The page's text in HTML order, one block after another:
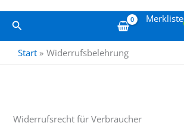
Suchen Merkliste
Start Widerrufsbelehrung
Widerrufsrecht für Verbraucher